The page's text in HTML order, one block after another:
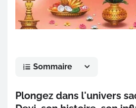
Sommaire
Plongez dans l'univers